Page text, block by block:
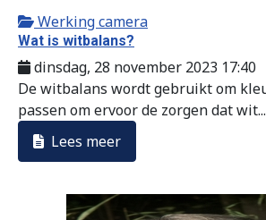
Werking camera
Wat is witbalans?
dinsdag, 28 november 2023 17:40
De witbalans wordt gebruikt om
passen om ervoor de zorgen dat wit...
Lees meer